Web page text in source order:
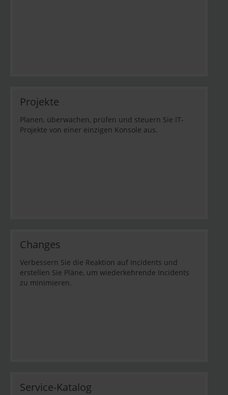
Projekte
Planen, überwachen, prüfen und steuern Sie IT-
Projekte von einer einzigen Konsole aus.
Changes
Verbessern Sie die Reaktion auf Incidents und
erstellen Sie Pläne, um wiederkehrende Incidents
zu minimieren.
Service-Katalog